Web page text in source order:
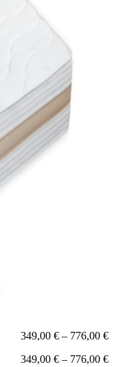
349,00 € – 776,00 €
349,00 € – 776,00 €